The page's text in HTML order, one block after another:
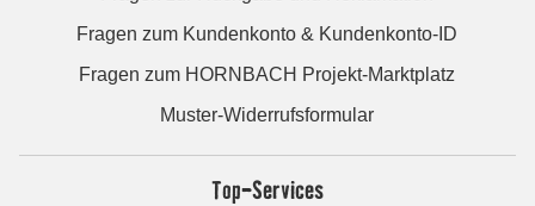
Fragen zum Kundenkonto & Kundenkonto-ID
Fragen zum HORNBACH Projekt-Marktplatz
Muster-Widerrufsformular
Top-Services